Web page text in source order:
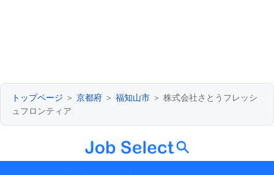
トップページ ＞ 京都府 ＞ 福知山市 ＞ 株式会社さとうフレッシ
ュフロンティア